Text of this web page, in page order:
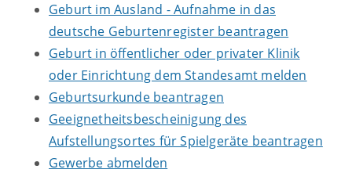
Geburt im Ausland - Aufnahme in das
deutsche Geburtenregister beantragen
Geburt in öffentlicher oder privater Klinik
oder Einrichtung dem Standesamt melden
Geburtsurkunde beantragen
Geeignetheitsbescheinigung des
Aufstellungsortes für Spielgeräte beantragen
Gewerbe abmelden